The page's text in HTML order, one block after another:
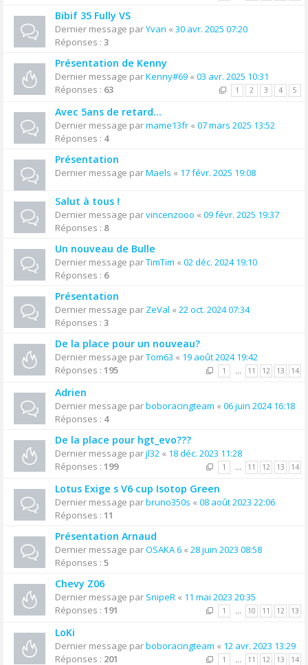
Bibif 35 Fully VS
Dernier message parYvan « 30 avr. 2025 07:20
Réponses : 3
Présentation de Kenny
Dernier message parKenny#69 « 03 avr. 2025 10:31
Réponses : 63 1 2 3 4 5
Avec 5ans de retard...
Dernier message parmame13fr « 07 mars 2025 13:52
Réponses : 4
Présentation
Dernier message parMaels « 17 févr. 2025 19:08
Salut à tous !
Dernier message parvincenzooo « 09 févr. 2025 19:37
Réponses : 8
Un nouveau de Bulle
Dernier message parTimTim « 02 déc. 2024 19:10
Réponses : 6
Présentation
Dernier message par ZeVal « 22 oct. 2024 07:34
Réponses : 3
De la place pour un nouveau?
Dernier message parTom63 « 19 août 2024 19:42
Réponses : 195 1 … 11 12 13 14
Adrien
Dernier message parboboracingteam « 06 juin 2024 16:18
Réponses : 4
De la place pour hgt_evo???
Dernier message parjl32 « 18 déc. 2023 11:28
Réponses : 199 1 … 11 12 13 14
Lotus Exige s V6 cup Isotop Green
Dernier message parbruno350s « 08 août 2023 22:06
Réponses : 11
Présentation Arnaud
Dernier message parOSAKA 6 « 28 juin 2023 08:58
Réponses : 5
Chevy Z06
Dernier message par SnipeR « 11 mai 2023 20:35
Réponses : 191 1 … 10 11 12 13
LoKi
Dernier message parboboracingteam « 12 avr. 2023 13:29
Réponses : 201 1 … 11 12 13 14